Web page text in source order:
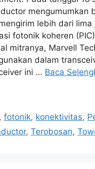
mengumumkan
lebih dari lima
fotonik koheren
mitranya, Marvell
dalam
ini … Baca
,fotonik, konektivitas,
, Terobosan,